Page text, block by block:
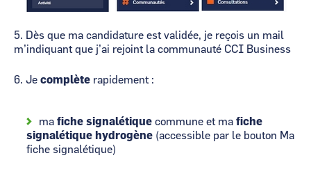
5. Dès que ma candidature est validée, je reçois un mail
m’indiquant que j’ai rejoint la communauté CCI Business
6. Je complète rapidement :
ma fiche signalétique commune et ma fiche
signalétique hydrogène (accessible par le bouton Ma
fiche signalétique)